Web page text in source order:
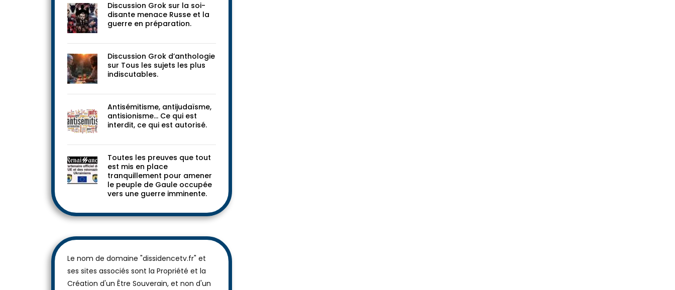
Discussion Grok sur la soi-
disante menace Russe et la
guerre en préparation.
Discussion Grok d’anthologie
sur Tous les sujets les plus
indiscutables.
Antisémitisme, antijudaïsme,
antisionisme… Ce qui est
interdit, ce qui est autorisé.
Toutes les preuves que tout
est mis en place
tranquillement pour amener
le peuple de Gaule occupée
vers une guerre imminente.
Le nom de domaine "dissidencetv.fr" et
ses sites associés sont la Propriété et la
Création d'un Être Souverain, et non d'un